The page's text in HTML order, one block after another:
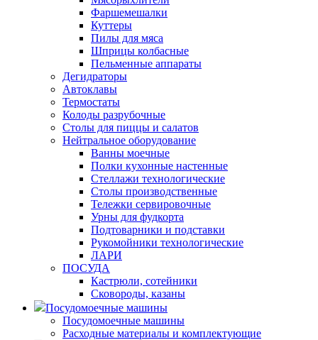
Фаршемешалки
Куттеры
Пилы для мяса
Шприцы колбасные
Пельменные аппараты
Дегидраторы
Автоклавы
Термостаты
Колоды разрубочные
Столы для пиццы и салатов
Нейтральное оборудование
Ванны моечные
Полки кухонные настенные
Стеллажи технологические
Столы производственные
Тележки сервировочные
Урны для фудкорта
Подтоварники и подставки
Рукомойники технологические
ЛАРИ
ПОСУДА
Кастрюли, сотейники
Сковороды, казаны
Посудомоечные машины
Посудомоечные машины
Расходные материалы и комплектующие